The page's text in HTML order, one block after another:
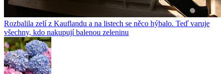
Rozbalila zelí z Kauflandu a na listech se něco hýbalo. Teď varuje
všechny, kdo nakupují balenou zeleninu